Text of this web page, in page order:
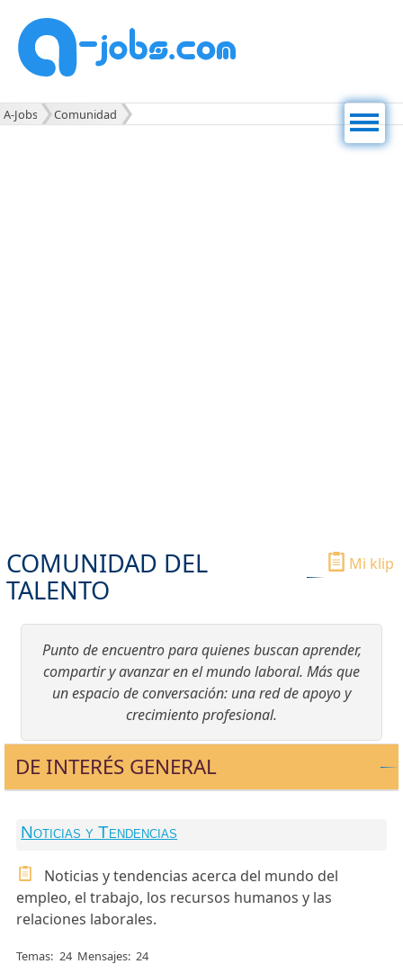
Mi klip
COMUNIDAD DEL
TALENTO
Punto de encuentro para quienes buscan aprender,
compartir y avanzar en el mundo laboral. Más que
un espacio de conversación: una red de apoyo y
crecimiento profesional.
DE INTERÉS GENERAL
Noticias y Tendencias
Noticias y tendencias acerca del mundo del
empleo, el trabajo, los recursos humanos y las
relaciones laborales.
Temas 24 Mensajes 24
A-Jobs Comunidad
Men
ú